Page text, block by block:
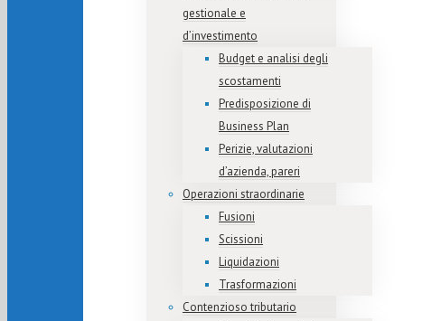
gestionale e
d’investimento
Budget e analisi degli
scostamenti
Predisposizione di
Business Plan
Perizie, valutazioni
d’azienda, pareri
Operazioni straordinarie
Fusioni
Scissioni
Liquidazioni
Trasformazioni
Contenzioso tributario